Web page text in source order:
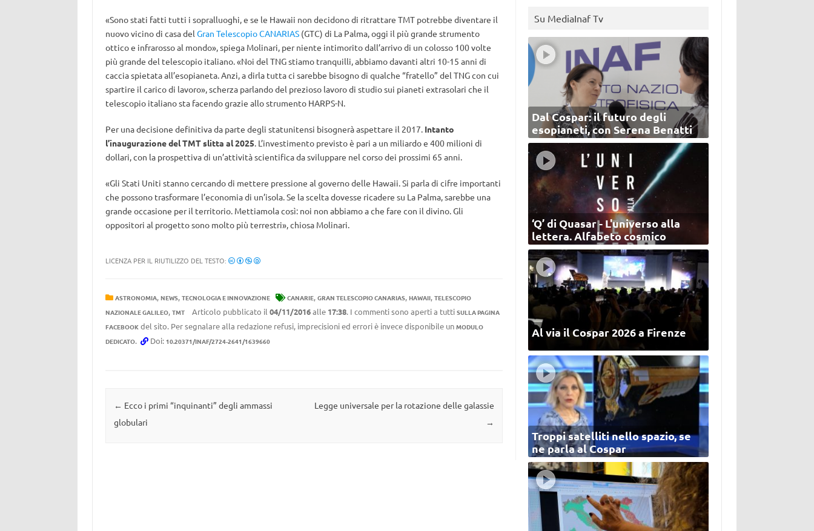
«Sono stati fatti tutti i sopralluoghi, e se le Hawaii non decidono di ritrattare TMT potrebbe diventare il
nuovo vicino di casa del Gran Telescopio CANARIAS(GTC) di La Palma, oggi il più grande strumento
ottico e infrarosso al mondo», spiega Molinari, per niente intimorito dall’arrivo di un colosso 100 volte
più grande del telescopio italiano. «Noi del TNG stiamo tranquilli, abbiamo davanti altri 10-15 anni di
caccia spietata all’esopianeta. Anzi, a dirla tutta ci sarebbe bisogno di qualche “fratello” del TNG con cui
spartire il carico di lavoro», scherza parlando del prezioso lavoro di studio sui pianeti extrasolari che il
telescopio italiano sta facendo grazie allo strumento HARPS-N.
Per una decisione definitiva da parte degli statunitensi bisognerà aspettare il 2017. Intanto
l’inaugurazione del TMT slitta al 2025. L’investimento previsto è pari a un miliardo e 400 milioni di
dollari, con la prospettiva di un’attività scientifica da sviluppare nel corso dei prossimi 65 anni.
«Gli Stati Uniti stanno cercando di mettere pressione al governo delle Hawaii. Si parla di cifre importanti
che possono trasformare l’economia di un’isola. Se la scelta dovesse ricadere su La Palma, sarebbe una
grande occasione per il territorio. Mettiamola così: noi non abbiamo a che fare con il divino. Gli
oppositori al progetto sono molto più terrestri», chiosa Molinari.
LICENZA PER IL RIUTILIZZO DEL TESTO:
ASTRONOMIA, NEWS, TECNOLOGIA E INNOVAZIONE CANARIE, GRAN TELESCOPIO CANARIAS, HAWAII, TELESCOPIO
NAZIONALE GALILEO, TMT Articolo pubblicato il 04/11/2016alle 17:38. I commenti sono aperti a tutti SULLA PAGINA
FACEBOOKdel sito. Per segnalare alla redazione refusi, imprecisioni ed errori è invece disponibile un MODULO
DEDICATO. Doi: 10.20371/INAF/2724-2641/1639660
Navigazione articolo
← Ecco i primi “inquinanti” degli ammassi
globulari
Legge universale per la rotazione delle galassie
→
Su MediaInaf Tv
Dal Cospar: il futuro degli
esopianeti, con Serena Benatti
‘Q’ di Quasar - L'universo alla
lettera. Alfabeto cosmico
Al via il Cospar 2026 a Firenze
Troppi satelliti nello spazio, se
ne parla al Cospar